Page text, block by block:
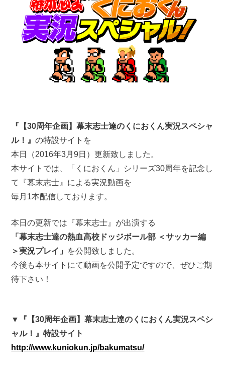
『【30周年企画】幕末志士達のくにおくん実況スペシャ
ル！』の特設サイトを
本日（2016年3月9日）更新致しました。
本サイトでは、「くにおくん」シリーズ30周年を記念し
て『幕末志士』による実況動画を
毎月1本配信しております。
本日の更新では『幕末志士』が出演する
「幕末志士達の熱血高校ドッジボール部 ＜サッカー編
＞実況プレイ」 を公開致しました。
今後も本サイトにて動画を公開予定ですので、ぜひご期
待下さい！
▼『【30周年企画】幕末志士達のくにおくん実況スペシ
ャル！』特設サイト
http://www.kuniokun.jp/bakumatsu/